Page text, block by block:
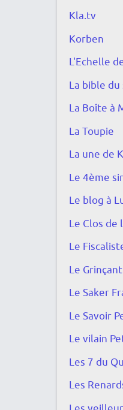
Kla.tv
Korben
L'Echelle
La bible
La Boîte à
La Toupie
La une de
Le 4ème
Le blog à
Le Clos de
Le
Le Grinçant
Le Saker
Le Savoir
Le vilain
Les 7 du
Les